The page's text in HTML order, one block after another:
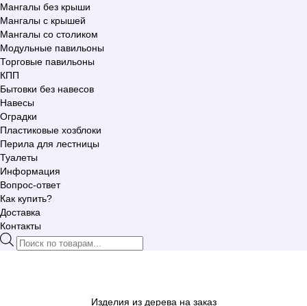
Мангалы без крыши
Мангалы с крышей
Мангалы со столиком
Модульные павильоны
Торговые павильоны
КПП
Бытовки без навесов
Навесы
Оградки
Пластиковые хозблоки
Перила для лестницы
Туалеты
Информация
Вопрос-ответ
Как купить?
Доставка
Контакты
Поиск
товаров
Изделия из дерева на заказ